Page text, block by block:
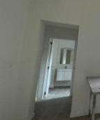
📍 Situé Rue
spacieux
de 4
Chambre 1 :
5€ de charges